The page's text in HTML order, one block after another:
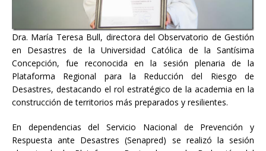
Dra. María Teresa Bull, directora del Observatorio de Gestión
en Desastres de la Universidad Católica de la Santísima
Concepción, fue reconocida en la sesión plenaria de la
Plataforma Regional para la Reducción del Riesgo de
Desastres, destacando el rol estratégico de la academia en la
construcción de territorios más preparados y resilientes.
En dependencias del Servicio Nacional de Prevención y
Respuesta ante Desastres (Senapred) se realizó la sesión